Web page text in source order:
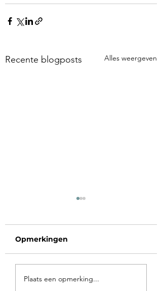
Recente blogposts Alles weergeven
Voorbij de poort
roept je Ziel
Opmerkingen
Plaats een opmerking...